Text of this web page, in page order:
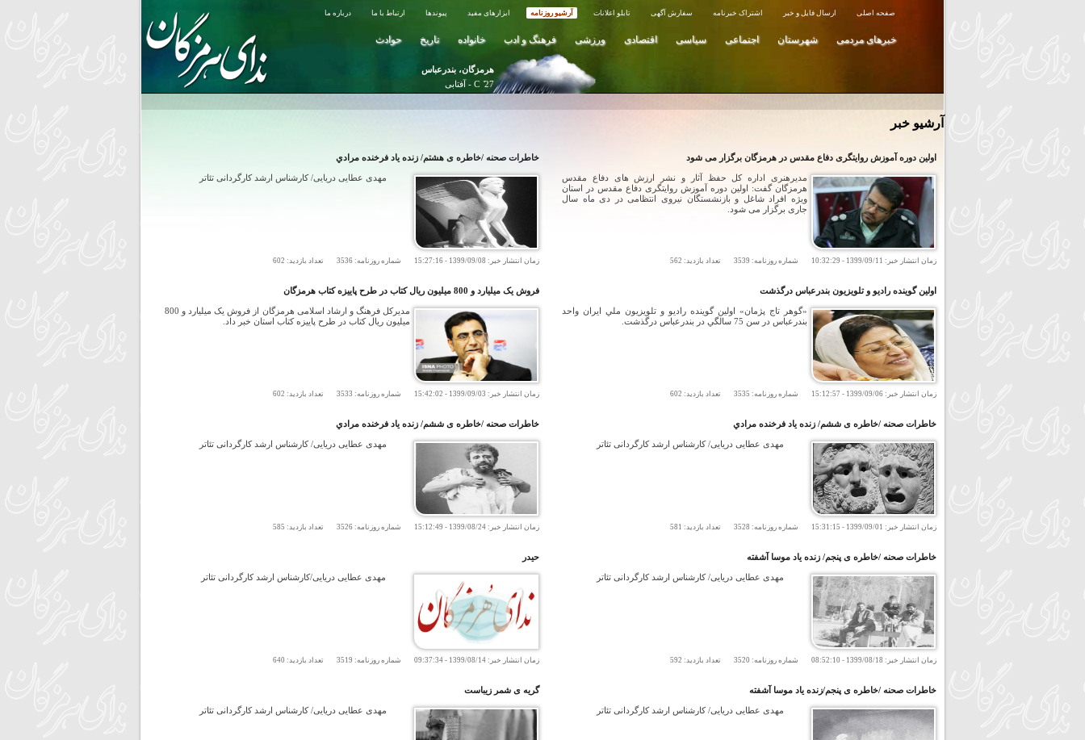
صفحه اصلی ارسال فایل و خبر اشتراک خبرنامه سفارش آگهی تابلو اعلانات آرشیو روزنامه ابزارهای مفید پیوندها ارتباط با ما درباره ما
خبرهای مردمی شهرستان اجتماعی سیاسی اقتصادی ورزشی فرهنگ و ادب خانواده تاریخ حوادث
هرمزگان، بندرعباس
27 ̊ C - آفتابی
آرشیو خبر
اولین دوره آموزش روایتگری دفاع مقدس در هرمزگان برگزار می شود
مدیرهنری اداره کل حفظ آثار و نشر ارزش های دفاع مقدس
هرمزگان گفت: اولین دوره آموزش روایتگری دفاع مقدس در استان
ویژه افراد شاغل و بازنشستگان نیروی انتظامی در دی ماه سال
جاری برگزار می شود.
زمان انتشار خبر: 1399/09/11
-
10:32:29 شماره روزنامه: 3539 تعداد بازدید: 562
خاطرات صحنه /خاطره ی هشتم/ زنده ياد فرخنده مرادي
مهدی عطایی دریایی/ کارشناس ارشد کارگردانی تئاتر
زمان انتشار خبر: 1399/09/08
-
15:27:16 شماره روزنامه: 3536 تعداد بازدید: 602
اولين گوينده راديو و تلويزيون بندرعباس درگذشت
«گوهر تاج پژمان» اولين گوينده راديو و تلويزيون ملي ايران واحد
بندرعباس در سن 75 سالگي در بندرعباس درگذشت.
زمان انتشار خبر: 1399/09/06
-
15:12:57 شماره روزنامه: 3535 تعداد بازدید: 602
فروش یک میلیارد و 800 میلیون ریال کتاب در طرح پاییزه کتاب هرمزگان
مدیرکل فرهنگ و ارشاد اسلامی هرمزگان از فروش یک میلیارد و 800
میلیون ریال کتاب در طرح پاییزه کتاب استان خبر داد.
زمان انتشار خبر: 1399/09/03
-
15:42:02 شماره روزنامه: 3533 تعداد بازدید: 602
خاطرات صحنه /خاطره ی ششم/ زنده ياد فرخنده مرادي
مهدی عطایی دریایی/ کارشناس ارشد کارگردانی تئاتر
زمان انتشار خبر: 1399/09/01
-
15:31:15 شماره روزنامه: 3528 تعداد بازدید: 581
خاطرات صحنه /خاطره ی ششم/ زنده ياد فرخنده مرادي
مهدی عطایی دریایی/ کارشناس ارشد کارگردانی تئاتر
زمان انتشار خبر: 1399/08/24
-
15:12:49 شماره روزنامه: 3526 تعداد بازدید: 585
خاطرات صحنه /خاطره ی پنجم/ زنده یاد موسا آشفته
مهدی عطایی دریایی/ کارشناس ارشد کارگردانی تئاتر
زمان انتشار خبر: 1399/08/18
-
08:52:10 شماره روزنامه: 3520 تعداد بازدید: 592
حيدر
مهدی عطایی دریایی/کارشناس ارشد کارگردانی تئاتر
زمان انتشار خبر: 1399/08/14
-
09:37:34 شماره روزنامه: 3519 تعداد بازدید: 640
خاطرات صحنه /خاطره ی پنجم/زنده یاد موسا آشفته
مهدی عطایی دریایی/ کارشناس ارشد کارگردانی تئاتر
گریه ی شمر زیباست
مهدی عطایی دریایی/ کارشناس ارشد کارگردانی تئاتر